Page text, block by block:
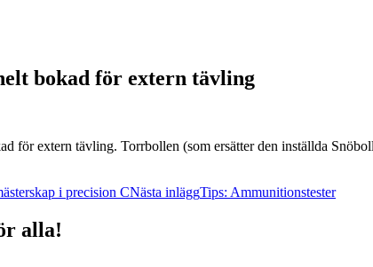
bokad för extern tävling
för extern tävling. Torrbollen (som ersätter den inställda
i precision CNästa inläggTips: Ammunitionstester
alla!